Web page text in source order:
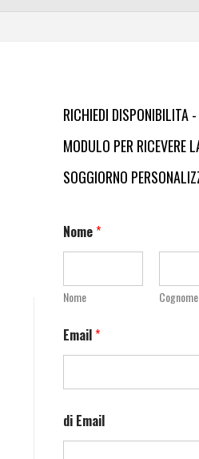
RICHIEDI DISPONIBILITA
MODULO PER RICEVERE
SOGGIORNO
Nome*
Nome Cognome
Email*
di Email